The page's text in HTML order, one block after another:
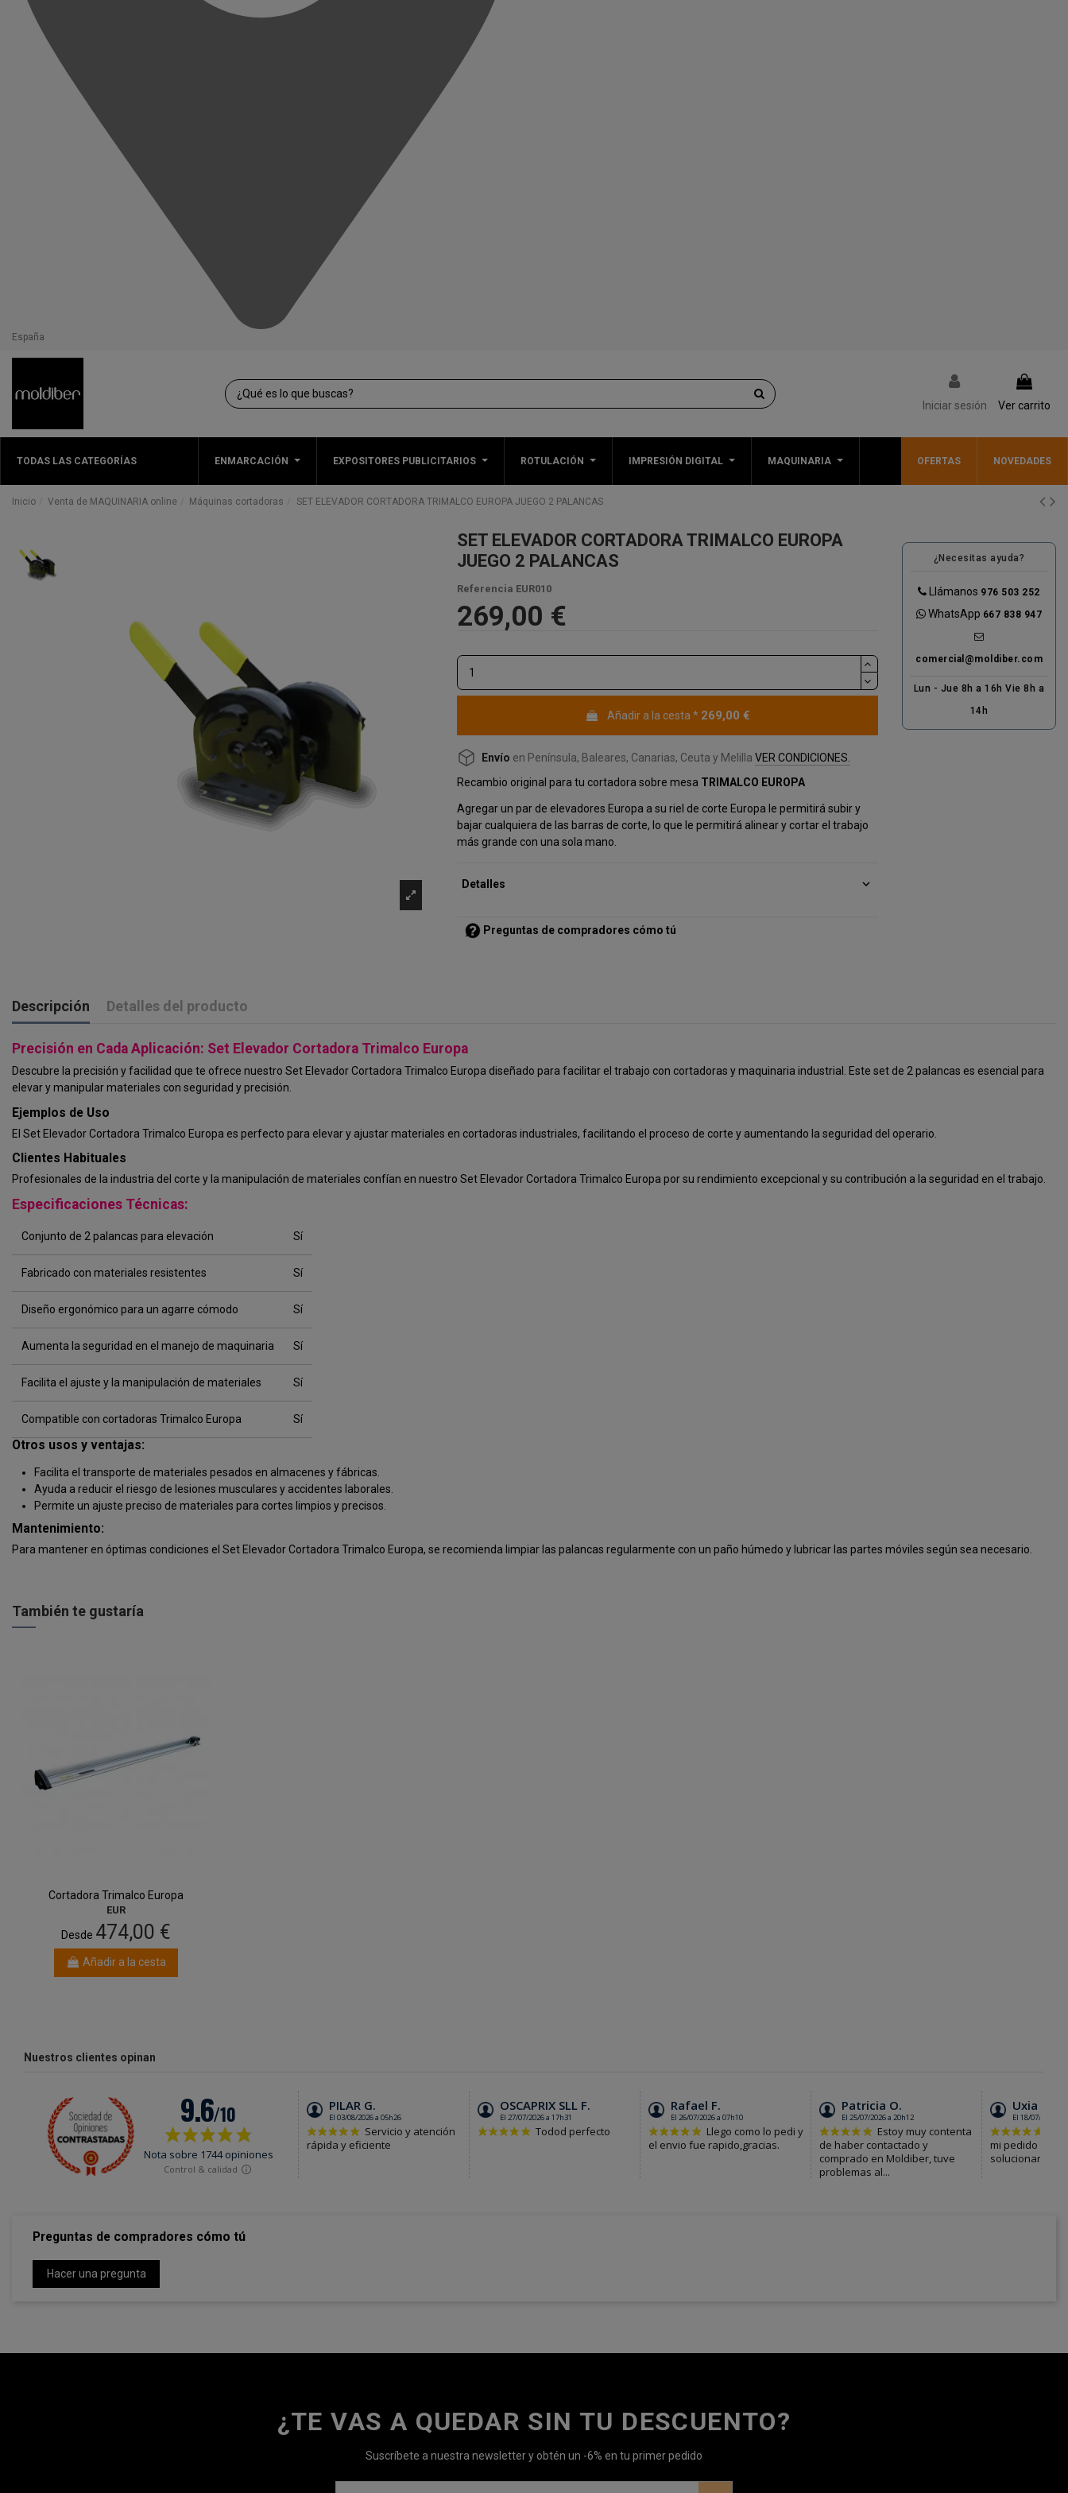
España
Iniciar sesión Ver carrito
TODAS LAS CATEGORÍAS ENMARCACIÓN EXPOSITORES PUBLICITARIOS ROTULACIÓN IMPRESIÓN DIGITAL MAQUINARIA OFERTAS NOVEDADES
Inicio Venta de MAQUINARIA online Máquinas cortadoras SET ELEVADOR CORTADORA TRIMALCO EUROPA JUEGO 2 PALANCAS
SET ELEVADOR CORTADORA TRIMALCO EUROPA
JUEGO 2 PALANCAS
Referencia EUR010
269,00 €
Añadir a la cesta * 269,00 €
Envío en Península, Baleares, Canarias, Ceuta y Melilla VER CONDICIONES.
Recambio original para tu cortadora sobre mesa TRIMALCO EUROPA
Agregar un par de elevadores Europa a su riel de corte Europa le permitirá subir y
bajar cualquiera de las barras de corte, lo que le permitirá alinear y cortar el trabajo
más grande con una sola mano.
Detalles expand_more
Preguntas de compradores cómo tú
¿Necesitas ayuda?
Llámanos 976 503 252
WhatsApp 667 838 947
comercial@moldiber.com
Lun - Jue 8h a 16h Vie 8h a
14h
Descripción Detalles del producto
Precisión en Cada Aplicación: Set Elevador Cortadora Trimalco Europa
Descubre la precisión y facilidad que te ofrece nuestro Set Elevador Cortadora Trimalco Europa diseñado para facilitar el trabajo con cortadoras y maquinaria industrial. Este set de 2 palancas es esencial para
elevar y manipular materiales con seguridad y precisión.
Ejemplos de Uso
El Set Elevador Cortadora Trimalco Europa es perfecto para elevar y ajustar materiales en cortadoras industriales, facilitando el proceso de corte y aumentando la seguridad del operario.
Clientes Habituales
Profesionales de la industria del corte y la manipulación de materiales confían en nuestro Set Elevador Cortadora Trimalco Europa por su rendimiento excepcional y su contribución a la seguridad en el trabajo.
Especificaciones Técnicas:
Conjunto de 2 palancas para elevación Sí
Fabricado con materiales resistentes Sí
Diseño ergonómico para un agarre cómodo Sí
Aumenta la seguridad en el manejo de maquinaria Sí
Facilita el ajuste y la manipulación de materiales Sí
Compatible con cortadoras Trimalco Europa Sí
Otros usos y ventajas:
Facilita el transporte de materiales pesados en almacenes y fábricas.
Ayuda a reducir el riesgo de lesiones musculares y accidentes laborales.
Permite un ajuste preciso de materiales para cortes limpios y precisos.
Mantenimiento:
Para mantener en óptimas condiciones el Set Elevador Cortadora Trimalco Europa, se recomienda limpiar las palancas regularmente con un paño húmedo y lubricar las partes móviles según sea necesario.
También te gustaría
Cortadora Trimalco Europa
EUR
Desde 474,00 €
Añadir a la cesta
Nuestros clientes opinan
Preguntas de compradores cómo tú
Hacer una pregunta
¿TE VAS A QUEDAR SIN TU DESCUENTO?
Suscríbete a nuestra newsletter y obtén un -6% en tu primer pedido